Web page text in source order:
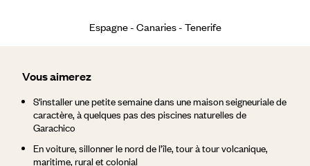
Espagne - Canaries - Tenerife
Vous aimerez
S'installer une petite semaine dans une maison seigneuriale de
caractère, à quelques pas des piscines naturelles de
Garachico
En voiture, sillonner le nord de l’île, tour à tour volcanique,
maritime, rural et colonial